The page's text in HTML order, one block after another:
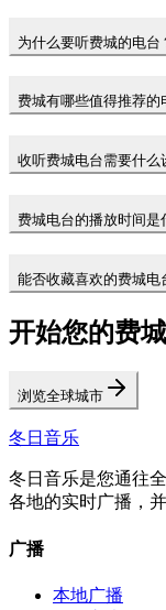
为什么要听费城的电台
费城有哪些值得推荐的
收听费城电台需要什么
费城电台的播放时间是
能否收藏喜欢的费城电
开始您的费
浏览全球城市
冬日音乐
冬日音乐是您通往
各地的实时广播，
广播
本地广播